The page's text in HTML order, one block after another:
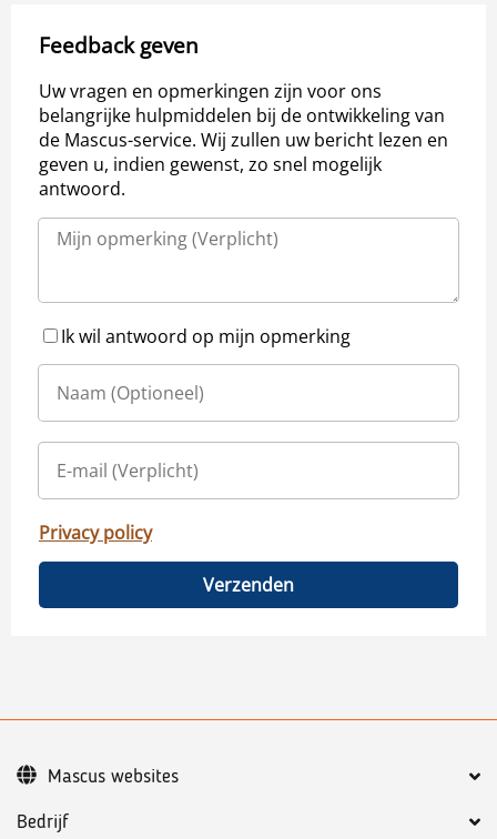
Feedback geven
Uw vragen en opmerkingen zijn voor ons
belangrijke hulpmiddelen bij de ontwikkeling van
de Mascus-service. Wij zullen uw bericht lezen en
geven u, indien gewenst, zo snel mogelijk
antwoord.
Ik wil antwoord op mijn opmerking
Privacy policy
Verzenden
Bedrijf
Mascus websites